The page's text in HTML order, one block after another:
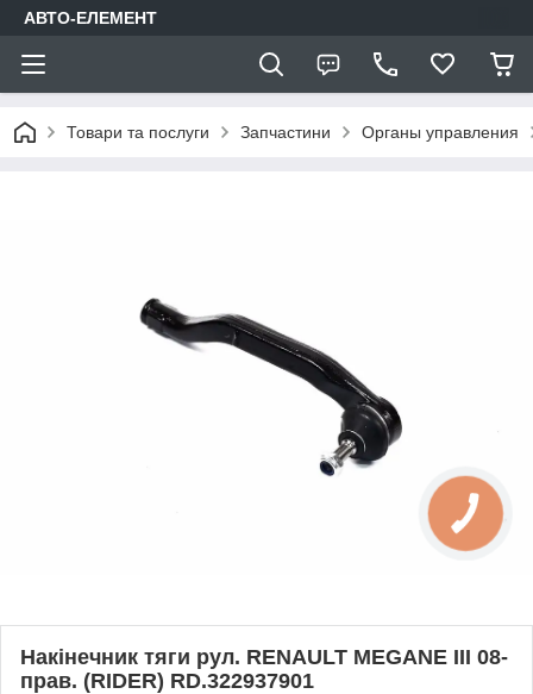
АВТО-ЕЛЕМЕНТ
Товари та послуги Запчастини Органы управления
Накінечник тяги рул. RENAULT MEGANE III 08-
прав. (RIDER) RD.322937901